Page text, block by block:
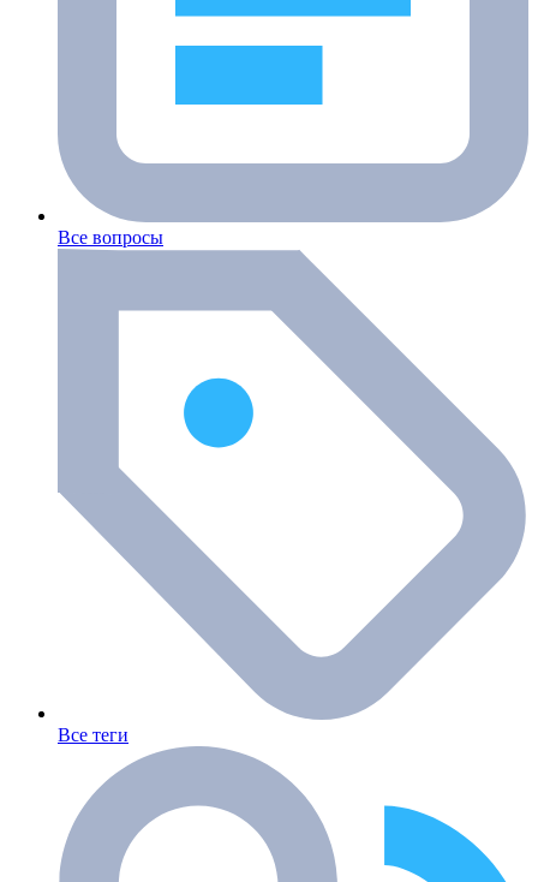
Все вопросы
Все теги